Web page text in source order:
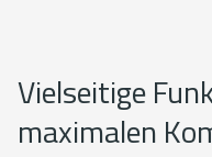
Vielseitige
maximalen